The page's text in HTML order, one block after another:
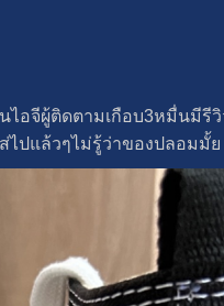
ไอจีผู้ติดตามเกือบ3หมื่นมี
ปแล้วๆไม่รู้ว่าของปลอมมั้ย